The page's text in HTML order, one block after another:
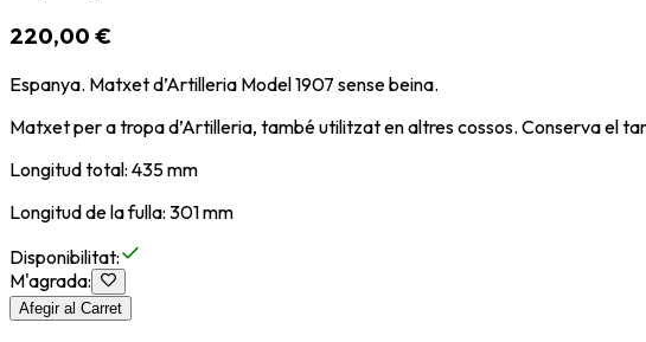
220,00 €
Espanya. Matxet d’Artilleria Model 1907 sense beina.
Matxet per a tropa d’Artilleria, també utilitzat en altres cossos. Conserva el
Longitud total: 435 mm
Longitud de la fulla: 301 mm
Disponibilitat:
M'agrada:
Afegir al Carret